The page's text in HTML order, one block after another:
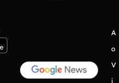
A
o
V
i